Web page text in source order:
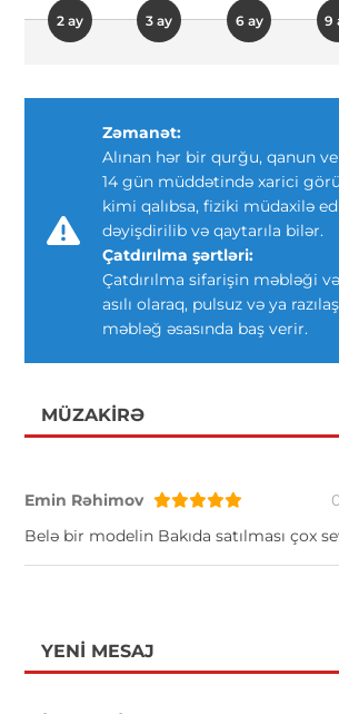
2 ay 3 ay 6 ay 9
Zəmanət:
Alınan hər bir qurğu, qanun
14 gün müddətində xarici
kimi qalıbsa, fiziki müdaxilə
dəyişdirilib və qaytarıla bilər.
Çatdırılma şərtləri:
Çatdırılma sifarişin məbləği
asılı olaraq, pulsuz və ya
məbləğ əsasında baş verir.
MÜZAKIRƏ
Emin Rəhimov
Belə bir modelin Bakıda satılması çox
YENI MESAJ